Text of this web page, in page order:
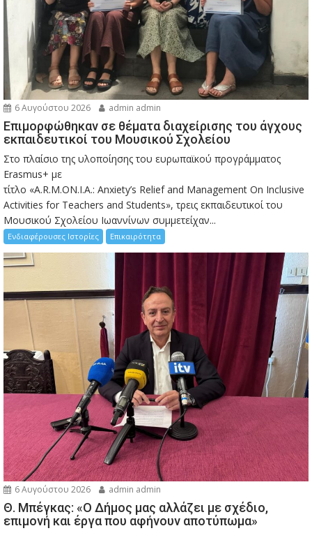
6 Αυγούστου 2026 admin admin
Eπιμορφώθηκαν σε θέματα διαχείρισης του άγχους
εκπαιδευτικοί του Μουσικού Σχολείου
Στο πλαίσιο της υλοποίησης του ευρωπαϊκού προγράμματος
Erasmus+ με
τίτλο «A.R.M.ON.I.A.: Anxiety’s Relief and Management On Inclusive
Activities for Teachers and Students», τρεις εκπαιδευτικοί του
Μουσικού Σχολείου Ιωαννίνων συμμετείχαν...
Ενδιαφέρουσες Ιστορίες Επικαιρότητα
6 Αυγούστου 2026 admin admin
Θ. Μπέγκας: «Ο Δήμος μας αλλάζει με σχέδιο,
επιμονή και έργα που αφήνουν αποτύπωμα»